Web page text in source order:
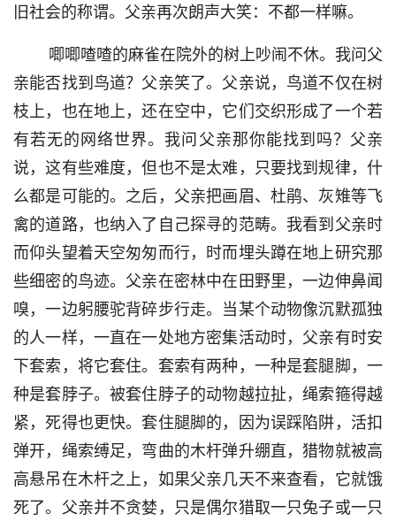
旧社会的称谓。父亲再次朗声大笑：不都一样嘛。
唧唧喳喳的麻雀在院外的树上吵闹不休。我问父
亲能否找到鸟道？父亲笑了。父亲说，鸟道不仅在树
枝上，也在地上，还在空中，它们交织形成了一个若
有若无的网络世界。我问父亲那你能找到吗？父亲
说，这有些难度，但也不是太难，只要找到规律，什
么都是可能的。之后，父亲把画眉、杜鹃、灰雉等飞
禽的道路，也纳入了自己探寻的范畴。我看到父亲时
而仰头望着天空匆匆而行，时而埋头蹲在地上研究那
些细密的鸟迹。父亲在密林中在田野里，一边伸鼻闻
嗅，一边躬腰驼背碎步行走。当某个动物像沉默孤独
的人一样，一直在一处地方密集活动时，父亲有时安
下套索，将它套住。套索有两种，一种是套腿脚，一
种是套脖子。被套住脖子的动物越拉扯，绳索箍得越
紧，死得也更快。套住腿脚的，因为误踩陷阱，活扣
弹开，绳索缚足，弯曲的木杆弹升绷直，猎物就被高
高悬吊在木杆之上，如果父亲几天不来查看，它就饿
死了。父亲并不贪婪，只是偶尔猎取一只兔子或一只